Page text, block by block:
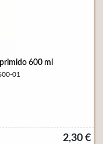
600 ml
01
2,30 €